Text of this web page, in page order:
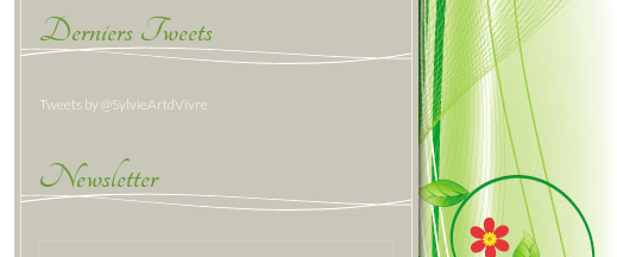
Derniers Tweets
Tweets by @SylvieArtdVivre
Newsletter